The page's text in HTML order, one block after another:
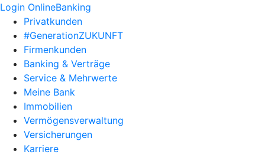
Login OnlineBanking
Privatkunden
#GenerationZUKUNFT
Firmenkunden
Banking & Verträge
Service & Mehrwerte
Meine Bank
Immobilien
Vermögensverwaltung
Versicherungen
Karriere